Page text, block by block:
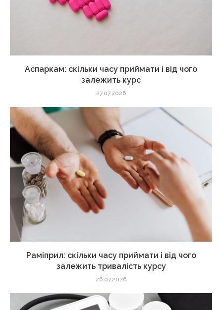
Аспаркам: скільки часу приймати і від чого
залежить курс
27.07.2026
Раміприл: скільки часу приймати і від чого
залежить тривалість курсу
26.07.2026